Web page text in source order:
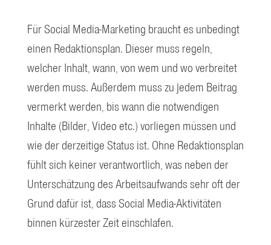
Für Social Media-Marketing braucht es unbedingt
einen Redaktionsplan. Dieser muss regeln,
welcher Inhalt, wann, von wem und wo verbreitet
werden muss. Außerdem muss zu jedem Beitrag
vermerkt werden, bis wann die notwendigen
Inhalte (Bilder, Video etc.) vorliegen müssen und
wie der derzeitige Status ist. Ohne Redaktionsplan
fühlt sich keiner verantwortlich, was neben der
Unterschätzung des Arbeitsaufwands sehr oft der
Grund dafür ist, dass Social Media-Aktivitäten
binnen kürzester Zeit einschlafen.